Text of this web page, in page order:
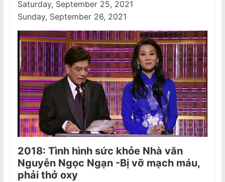
Saturday, September 25, 2021
Sunday, September 26, 2021
2018: Tình hình sức khỏe Nhà văn
Nguyễn Ngọc Ngạn -Bị vỡ mạch máu,
phải thở oxy